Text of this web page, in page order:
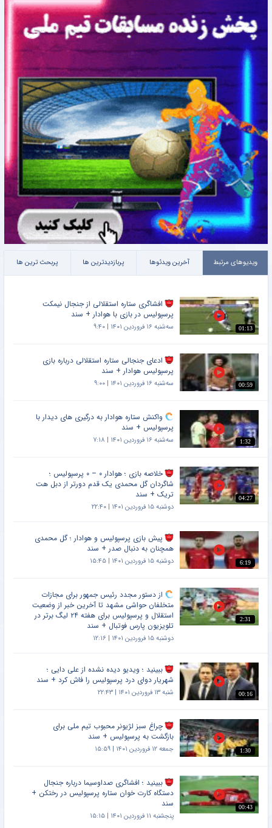
ویدیوهای مرتبط آخرین ویدئوها پربازدیدترین ها پربحث ترین ها
01:13
افشاگری ستاره استقلالی از جنجال نیمکت
پرسپولیس در بازی با هوادار + سند
سه‌شنبه ۱۶ فروردین ۱۴۰۱ | ۹:۴۰
00:59
ادعای جنجالی ستاره استقلالی درباره بازی
پرسپولیس هوادار + سند
سه‌شنبه ۱۶ فروردین ۱۴۰۱ | ۹:۰۰
1:32
واکنش ستاره هوادار به درگیری های دیدار با
پرسپولیس + سند
سه‌شنبه ۱۶ فروردین ۱۴۰۱ | ۷:۱۸
04:27
خلاصه بازی ؛ هوادار ۰ – ۰ پرسپولیس ؛
شاگردان گل محمدی یک قدم دورتر از دبل هت
تریک + سند
دوشنبه ۱۵ فروردین ۱۴۰۱ | ۲۲:۴۰
6:19
پیش بازی پرسپولیس و هوادار ؛ گل محمدی
همچنان به دنبال صدر + سند
دوشنبه ۱۵ فروردین ۱۴۰۱ | ۱۵:۴۵
2:31
از دستور مجدد رئیس جمهور برای مجازات
متخلفان حواشی مشهد تا آخرین خبر از وضعیت
استقلال و پرسپولیس برای هفته ۲۴ لیگ برتر در
تلویزیون پارس فوتبال + سند
دوشنبه ۱۵ فروردین ۱۴۰۱ | ۱۲:۱۶
00:16
ببینید ؛ ویدیو دیده نشده از علی دایی ؛
شهریار دوای درد پرسپولیس را فاش کرد + سند
شنبه ۱۳ فروردین ۱۴۰۱ | ۲۲:۴۳
1:30
چراغ سبز لژیونر محبوب تیم ملی برای
بازگشت به پرسپولیس + سند
جمعه ۱۲ فروردین ۱۴۰۱ | ۱۵:۵۹
00:43
ببینید ؛ افشاگری صداوسیما درباره جنجال
دستگاه کارت خوان ستاره پرسپولیس در رختکن +
سند
پنجشنبه ۱۱ فروردین ۱۴۰۱ | ۱۵:۱۵